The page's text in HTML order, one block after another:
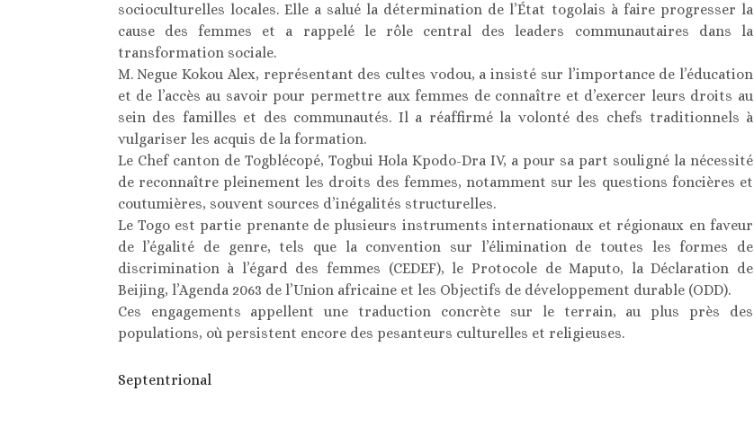
socioculturelles locales. Elle a salué la détermination de l’État togolais à faire progresser la
cause des femmes et a rappelé le rôle central des leaders communautaires dans la
transformation sociale.
M. Negue Kokou Alex, représentant des cultes vodou, a insisté sur l’importance de l’éducation
et de l’accès au savoir pour permettre aux femmes de connaître et d’exercer leurs droits au
sein des familles et des communautés. Il a réaffirmé la volonté des chefs traditionnels à
vulgariser les acquis de la formation.
Le Chef canton de Togblécopé, Togbui Hola Kpodo-Dra IV, a pour sa part souligné la nécessité
de reconnaître pleinement les droits des femmes, notamment sur les questions foncières et
coutumières, souvent sources d’inégalités structurelles.
Le Togo est partie prenante de plusieurs instruments internationaux et régionaux en faveur
de l’égalité de genre, tels que la convention sur l’élimination de toutes les formes de
discrimination à l’égard des femmes (CEDEF), le Protocole de Maputo, la Déclaration de
Beijing, l’Agenda 2063 de l’Union africaine et les Objectifs de développement durable (ODD).
Ces engagements appellent une traduction concrète sur le terrain, au plus près des
populations, où persistent encore des pesanteurs culturelles et religieuses.
Septentrional